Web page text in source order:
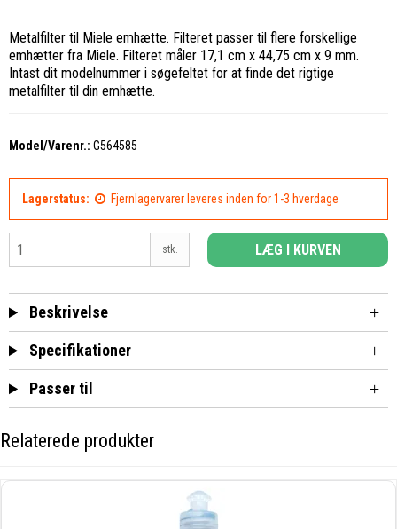
Metalfilter til Miele emhætte. Filteret passer til flere forskellige
emhætter fra Miele. Filteret måler 17,1 cm x 44,75 cm x 9 mm.
Intast dit modelnummer i søgefeltet for at finde det rigtige
metalfilter til din emhætte.
Model/Varenr.: G564585
Lagerstatus: Fjernlagervarer leveres inden for 1-3 hverdage
stk. LÆG I KURVEN
Beskrivelse
Specifikationer
Passer til
Relaterede produkter